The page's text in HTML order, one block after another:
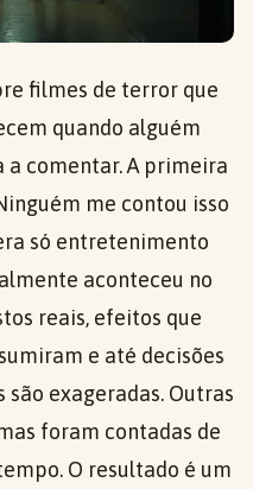
filmes de terror que
quando alguém
comentar. A primeira
me contou isso
só entretenimento
aconteceu no
reais, efeitos que
e até decisões
exageradas. Outras
foram contadas de
O resultado é um